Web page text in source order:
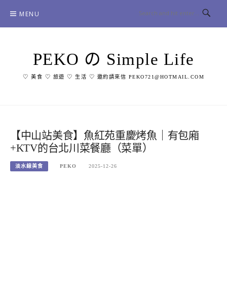
content
MENU
PEKO の Simple Life
♡ 美食 ♡ 旅遊 ♡ 生活 ♡ 邀約請來信 PEKO721@HOTMAIL.COM
【中山站美食】魚紅苑重慶烤魚｜有包廂
+KTV的台北川菜餐廳（菜單）
淡水線美食 PEKO 2025-12-26